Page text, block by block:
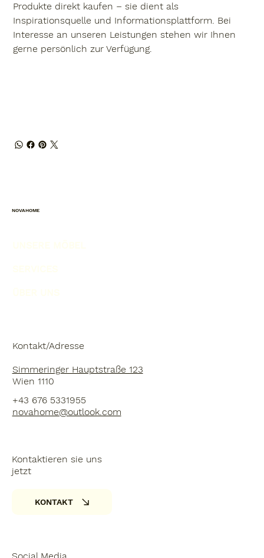
Produkte direkt kaufen – sie dient als
Inspirationsquelle und Informationsplattform. Bei
Interesse an unseren Leistungen stehen wir Ihnen
gerne persönlich zur Verfügung.
NOVAHOME
Kontakt/Adresse
Simmeringer Hauptstraße 123
Wien 1110
+43 676 5331955
novahome@outlook.com
Kontaktieren sie uns
jetzt
KONTAKT